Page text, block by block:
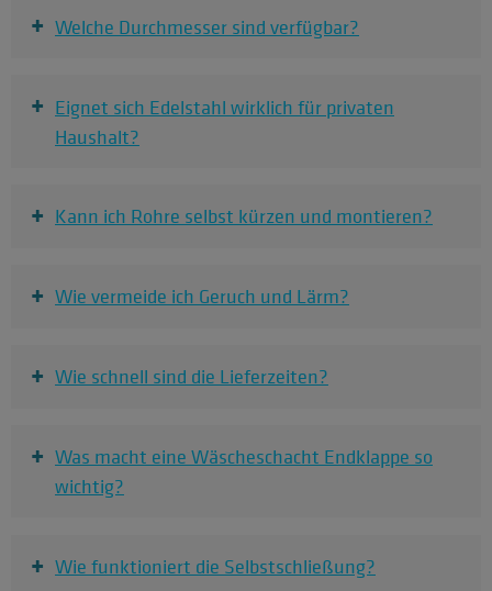
+ Welche Durchmesser sind verfügbar?
+ Eignet sich Edelstahl wirklich für privaten
Haushalt?
+ Kann ich Rohre selbst kürzen und montieren?
+ Wie vermeide ich Geruch und Lärm?
+ Wie schnell sind die Lieferzeiten?
+ Was macht eine Wäscheschacht Endklappe so
wichtig?
+ Wie funktioniert die Selbstschließung?